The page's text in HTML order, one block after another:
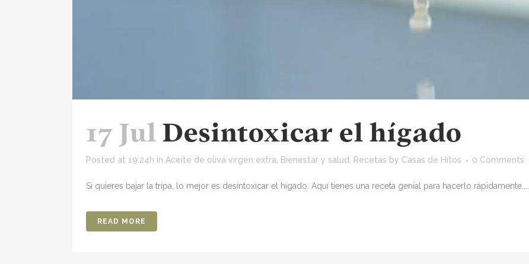
17 Jul Desintoxicar el hígado
Posted at 19:24h in Aceite de oliva virgen extra, Bienestar y salud, Recetas by Casas de Hitos 0 Comments
Si quieres bajar la tripa, lo mejor es desintoxicar el hígado. Aquí tienes una receta genial para hacerlo rápidamente....
READ MORE